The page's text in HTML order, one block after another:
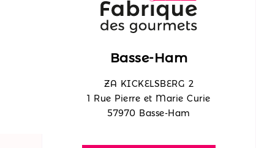
Basse-Ham
ZA KICKELSBERG 2
1 Rue Pierre et Marie Curie
57970 Basse-Ham